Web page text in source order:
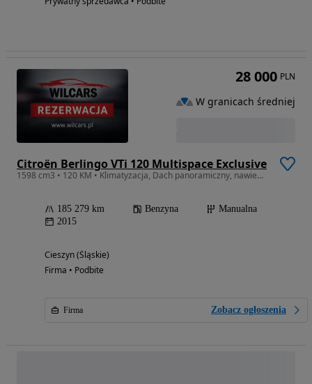
Citroën Berlingo VTi 120 Multispace Exclusive
1598 cm3 • 120 KM • Klimatyzacja, Dach panoramiczny, nawiewy w dachu, Hak, 2 kpl. kół, PDC
185 279 km Benzyna
Manualna
2015
Cieszyn (Śląskie)
Firma • Podbite
Firma Zobacz ogłoszenia
28 000 PLN
W granicach średniej